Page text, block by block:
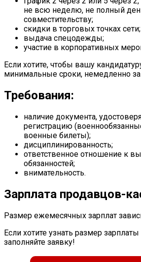
не всю неделю, не полный
совместительству;
скидки в торговых точках сети;
выдача спецодежды;
участие в корпоративных
Если хотите, чтобы вашу
минимальные сроки, немедленно
Требования:
наличие документа,
регистрацию
военные билеты);
дисциплинированность;
ответственное отношение к
обязанностей;
внимательность.
Зарплата продавцов-
Размер ежемесячных зарплат
Если хотите узнать размер
заполняйте заявку!